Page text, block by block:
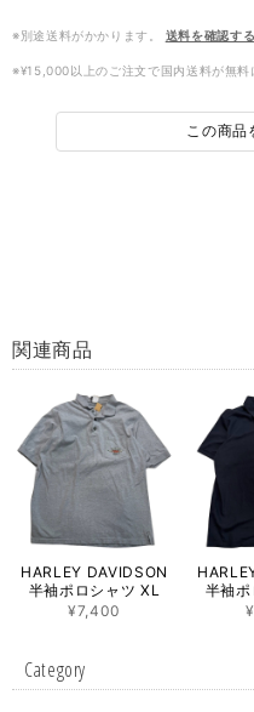
※別途送料がかかります。 送料を確認する
※¥15,000以上のご注文で国内送料が無料
この商品
関連商品
HARLEY DAVIDSON
半袖ポロシャツ XL
¥7,400
半袖
Category